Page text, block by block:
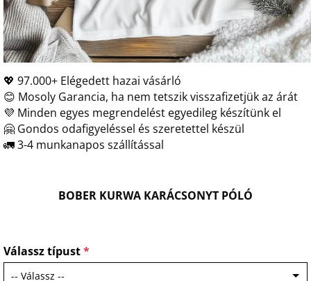
💖 97.000+ Elégedett hazai vásárló
😊 Mosoly Garancia, ha nem tetszik visszafizetjük az árát
💜 Minden egyes megrendelést egyedileg készítünk el
🤗 Gondos odafigyeléssel és szeretettel készül
🚛 3-4 munkanapos szállítással
BOBER KURWA KARÁCSONYT PÓLÓ
Válassz típust*